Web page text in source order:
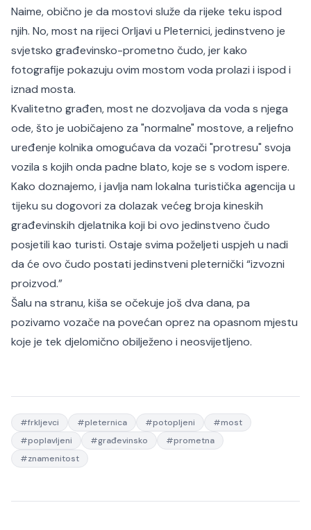
Naime, obično je da mostovi služe da rijeke teku ispod
njih. No, most na rijeci Orljavi u Pleternici, jedinstveno je
svjetsko građevinsko-prometno čudo, jer kako
fotografije pokazuju ovim mostom voda prolazi i ispod i
iznad mosta.
Kvalitetno građen, most ne dozvoljava da voda s njega
ode, što je uobičajeno za "normalne" mostove, a reljefno
uređenje kolnika omogućava da vozači "protresu" svoja
vozila s kojih onda padne blato, koje se s vodom ispere.
Kako doznajemo, i javlja nam lokalna turistička agencija u
tijeku su dogovori za dolazak većeg broja kineskih
građevinskih djelatnika koji bi ovo jedinstveno čudo
posjetili kao turisti. Ostaje svima poželjeti uspjeh u nadi
da će ovo čudo postati jedinstveni pleternički “izvozni
proizvod.”
Šalu na stranu, kiša se očekuje još dva dana, pa
pozivamo vozače na povećan oprez na opasnom mjestu
koje je tek djelomično obilježeno i neosvijetljeno.
#frkljevci #pleternica #potopljeni #most
#poplavljeni #građevinsko #prometna
#znamenitost